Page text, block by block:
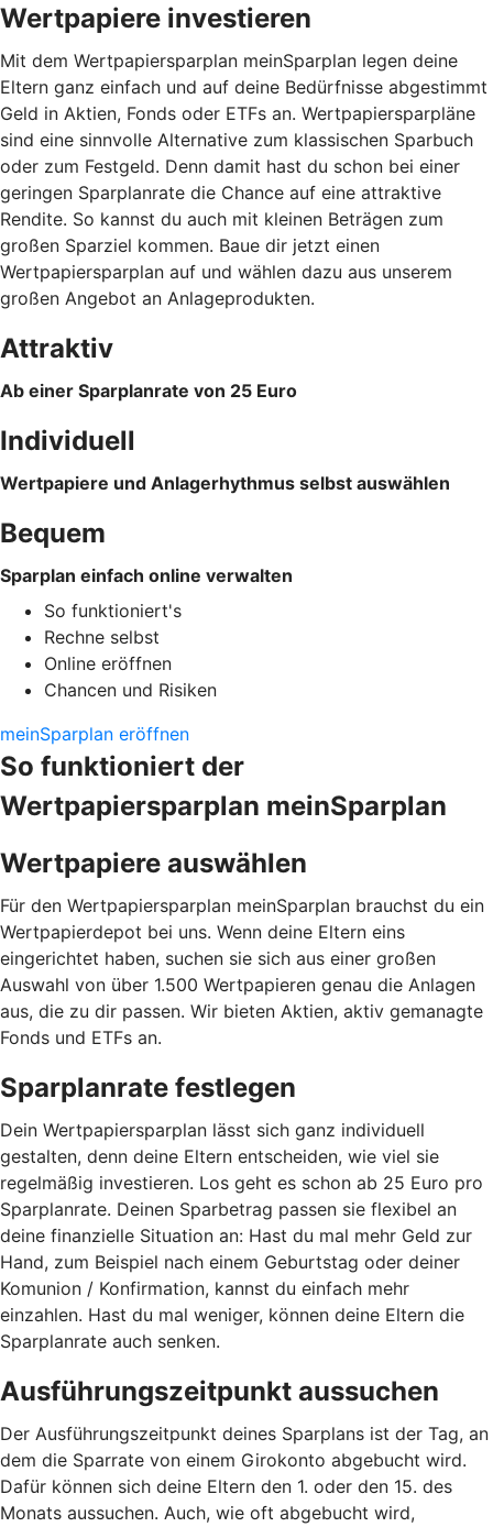
Wertpapiere investieren
Mit dem Wertpapiersparplan meinSparplan legen deine
Eltern ganz einfach und auf deine Bedürfnisse abgestimmt
Geld in Aktien, Fonds oder ETFs an. Wertpapiersparpläne
sind eine sinnvolle Alternative zum klassischen Sparbuch
oder zum Festgeld. Denn damit hast du schon bei einer
geringen Sparplanrate die Chance auf eine attraktive
Rendite. So kannst du auch mit kleinen Beträgen zum
großen Sparziel kommen. Baue dir jetzt einen
Wertpapiersparplan auf und wählen dazu aus unserem
großen Angebot an Anlageprodukten.
Attraktiv
Ab einer Sparplanrate von 25 Euro
Individuell
Wertpapiere und Anlagerhythmus selbst auswählen
Bequem
Sparplan einfach online verwalten
So funktioniert's
Rechne selbst
Online eröffnen
Chancen und Risiken
meinSparplan eröffnen
So funktioniert der
Wertpapiersparplan meinSparplan
Wertpapiere auswählen
Für den Wertpapiersparplan meinSparplan brauchst du ein
Wertpapierdepot bei uns. Wenn deine Eltern eins
eingerichtet haben, suchen sie sich aus einer großen
Auswahl von über 1.500 Wertpapieren genau die Anlagen
aus, die zu dir passen. Wir bieten Aktien, aktiv gemanagte
Fonds und ETFs an.
Sparplanrate festlegen
Dein Wertpapiersparplan lässt sich ganz individuell
gestalten, denn deine Eltern entscheiden, wie viel sie
regelmäßig investieren. Los geht es schon ab 25 Euro pro
Sparplanrate. Deinen Sparbetrag passen sie flexibel an
deine finanzielle Situation an: Hast du mal mehr Geld zur
Hand, zum Beispiel nach einem Geburtstag oder deiner
Komunion / Konfirmation, kannst du einfach mehr
einzahlen. Hast du mal weniger, können deine Eltern die
Sparplanrate auch senken.
Ausführungszeitpunkt aussuchen
Der Ausführungszeitpunkt deines Sparplans ist der Tag, an
dem die Sparrate von einem Girokonto abgebucht wird.
Dafür können sich deine Eltern den 1. oder den 15. des
Monats aussuchen. Auch, wie oft abgebucht wird,